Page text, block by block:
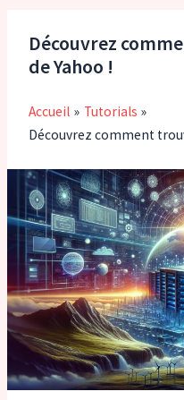
Découvrez
de Yahoo !
Accueil
Tutorials
Découvrez comment